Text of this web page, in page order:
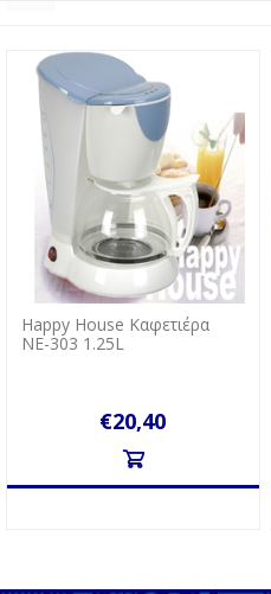
Happy House Καφετιέρα
ΝΕ-303 1.25L
€20,40